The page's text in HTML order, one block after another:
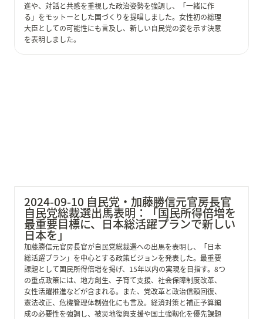
進や、対話と共感を重視した政治姿勢を強調し、「一緒に作
る」をモットーとした国づくりを提唱しました。女性初の総理
大臣としての可能性にも言及し、新しい自民党の姿を示す決意
を表明しました。
2024-09-10 自民党・加藤勝信元官房長官
自民党総裁選出馬表明：「国民所得倍増を
最重要目標に、日本総活躍プランで新しい
日本を」
加藤勝信元官房長官が自民党総裁選への出馬を表明し、「日本
総活躍プラン」を中心とする政策ビジョンを発表した。最重要
課題として国民所得倍増を掲げ、15年以内の実現を目指す。8つ
の重点政策には、地方創生、子育て支援、社会保障制度改革、
女性活躍推進などが含まれる。また、党改革と政治信頼回復、
憲法改正、危機管理体制強化にも言及。経済対策と補正予算編
成の必要性を強調し、被災地復興支援や国土強靱化を優先課題